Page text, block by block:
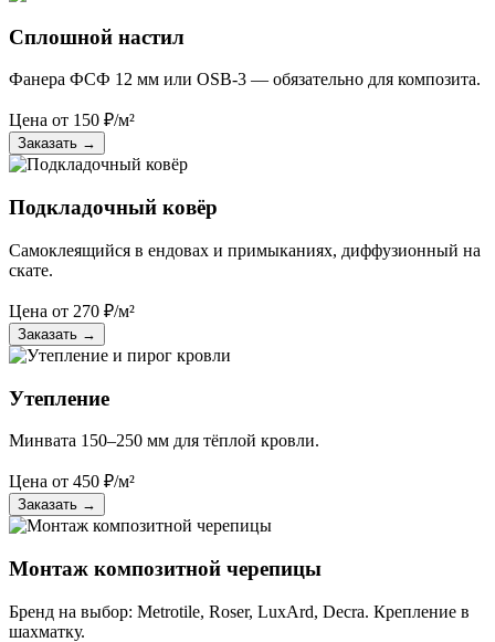
Сплошной настил
Фанера ФСФ 12 мм или OSB-3 — обязательно для композита.
Цена от 150 ₽/м²
Заказать →
Подкладочный ковёр
Самоклеящийся в ендовах и примыканиях, диффузионный на
скате.
Цена от 270 ₽/м²
Заказать →
Утепление
Минвата 150–250 мм для тёплой кровли.
Цена от 450 ₽/м²
Заказать →
Монтаж композитной черепицы
Бренд на выбор: Metrotile, Roser, LuxArd, Decra. Крепление в
шахматку.